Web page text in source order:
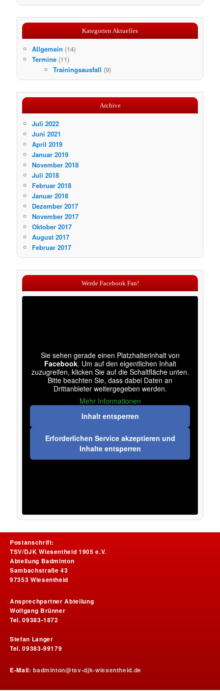
Kategorien Aktuelles
Allgemein (14)
Termine (11)
Trainingsausfall (9)
Archive
Juli 2022
Juni 2021
April 2019
Januar 2019
November 2018
Juli 2018
Februar 2018
Januar 2018
Dezember 2017
November 2017
Oktober 2017
August 2017
Februar 2017
Werde Facebook Fan!
Sie sehen gerade einen Platzhalterinhalt von
Facebook. Um auf den eigentlichen Inhalt
zuzugreifen, klicken Sie auf die Schaltfläche unten.
Bitte beachten Sie, dass dabei Daten an
Drittanbieter weitergegeben werden.
Mehr Informationen
Inhalt entsperren
Erforderlichen Service akzeptieren und
Inhalte entsperren
Postanschrift:
TSV/DJK Wiesentheid 1905 e.V.
Abteilung Badminton
Sambachstraße 43
97353 Wiesentheid
Ansprechpartner Abteilung
Wolfgang Brünner
Tel. 09383-1872
Stefan Langer
Tel. 09383-99179
E-Mail:badminton@tsv-djk-wiesentheid.de